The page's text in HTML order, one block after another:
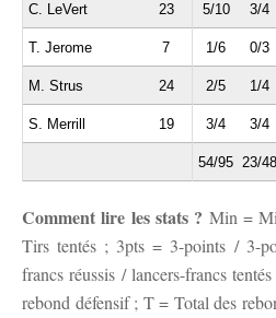
C. LeVert 23 5/10 3/4
T. Jerome 7 1/6 0/3
M. Strus 24 2/5 1/4
S. Merrill 19 3/4 3/4
54/95 23/48
Comment lire les stats ? Min =
Tirs tentés ; 3pts = 3-points / 3-
francs réussis / lancers-francs
rebond défensif ; T = Total des